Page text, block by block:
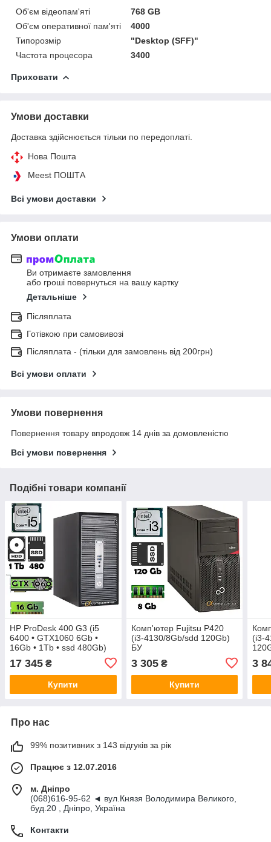
Об'єм відеопам'яті
768 GB
Об'єм оперативної пам'яті
4000
Типорозмір
"Desktop (SFF)"
Частота процесора
3400
Приховати
Умови доставки
Доставка здійснюється тільки по передоплаті.
Нова Пошта
Meest ПОШТА
Всі умови доставки
Умови оплати
Ви отримаєте замовлення
або гроші повернуться на вашу картку
Детальніше
Післяплата
Готівкою при самовивозі
Післяплата - (тільки для замовлень від 200грн)
Всі умови оплати
Умови повернення
Повернення товару впродовж 14 днів за домовленістю
Всі умови повернення
Подібні товари компанії
HP ProDesk 400 G3 (i5
6400 • GTX1060 6Gb •
16Gb • 1Tb • ssd 480Gb)
17 345 ₴
Купити
Комп'ютер Fujitsu P420
(i3-4130/8Gb/sdd 120Gb)
БУ
3 305₴
Купити
(i3-
3
Про нас
99% позитивних з 143 відгуків за рік
Працює з 12.07.2016
м. Дніпро
(068)616-95-62 ◄ вул.Князя Володимира Великого,
буд.20 , Дніпро, Україна
Контакти